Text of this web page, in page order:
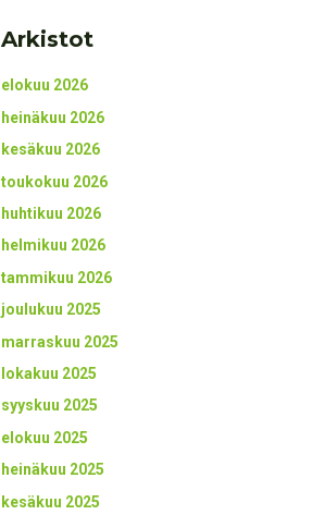
Arkistot
elokuu 2026
heinäkuu 2026
kesäkuu 2026
toukokuu 2026
huhtikuu 2026
helmikuu 2026
tammikuu 2026
joulukuu 2025
marraskuu 2025
lokakuu 2025
syyskuu 2025
elokuu 2025
heinäkuu 2025
kesäkuu 2025